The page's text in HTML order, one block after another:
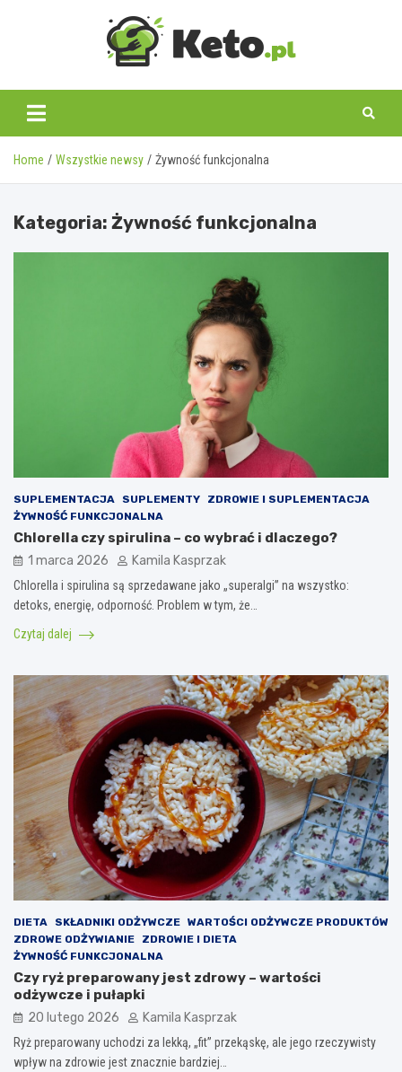
keto.pl
Home Wszystkie newsy Żywność funkcjonalna
Kategoria: Żywność funkcjonalna
SUPLEMENTACJA SUPLEMENTY
ZDROWIE I SUPLEMENTACJA
ŻYWNOŚĆ FUNKCJONALNA
Chlorella czy spirulina – co wybrać i dlaczego?
1 marca 2026 Kamila Kasprzak
Chlorella i spirulina są sprzedawane jako „superalgi” na wszystko:
detoks, energię, odporność. Problem w tym, że…
Czytaj dalej
DIETA SKŁADNIKI ODŻYWCZE WARTOŚCI ODŻYWCZE PRODUKTÓW
ZDROWE ODŻYWIANIE
ZDROWIE I DIETA
ŻYWNOŚĆ FUNKCJONALNA
Czy ryż preparowany jest zdrowy – wartości
odżywcze i pułapki
20 lutego 2026 Kamila Kasprzak
Ryż preparowany uchodzi za lekką, „fit” przekąskę, ale jego rzeczywisty
wpływ na zdrowie jest znacznie bardziej…